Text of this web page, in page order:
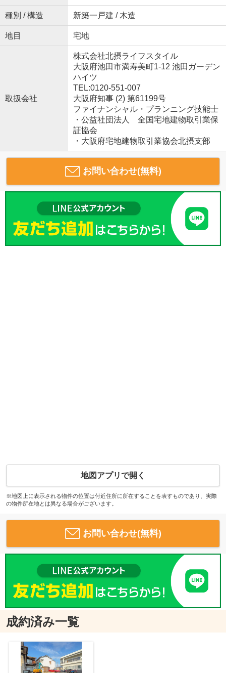
種別 / 構造 新築一戸建 / 木造
地目 宅地
取扱会社
株式会社北摂ライフスタイル
大阪府池田市満寿美町1-12 池田ガーデン
ハイツ
TEL:0120-551-007
大阪府知事 (2) 第61199号
ファイナンシャル・プランニング技能士
・公益社団法人 全国宅地建物取引業保
証協会
・大阪府宅地建物取引業協会北摂支部
お問い合わせ(無料)
地図アプリで開く
※地図上に表示される物件の位置は付近住所に所在することを表すものであり、実際
の物件所在地とは異なる場合がございます。
お問い合わせ(無料)
成約済み一覧